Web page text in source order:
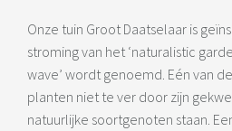
Onze tuin Groot Daatselaar is
stroming van het ‘naturalistic
wave’ wordt genoemd. Eén van
planten niet te ver door zijn
natuurlijke soortgenoten staan.